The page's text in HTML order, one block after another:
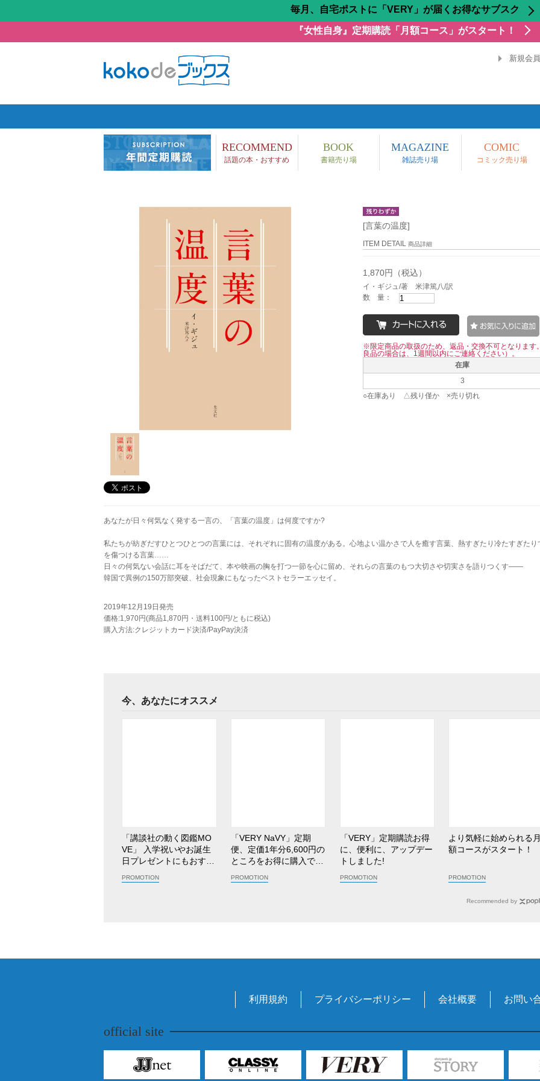
『女性自身』定期購読「月額コース」がスタート！
毎月、自宅ポストに「VERY」が届くお得なサブスク
新規会
RECOMMEND
話題の本・おすすめ
BOOK
書籍売り場
MAGAZINE
雑誌売り場
COMIC
コミック売り場
[言葉の温度]
ITEM DETAIL 商品詳細
1,870円（税込）
イ・ギジュ/著 米津篤八/訳
数 量：
※限定商品の取扱のため、返品・交換不可となります
良品の場合は、1週間以内にご連絡ください）。
在庫
3
○在庫あり △残り僅か ×売り切れ
あなたが日々何気なく発する一言の、「言葉の温度」は何度ですか?
私たちが紡ぎだすひとつひとつの言葉には、それぞれに固有の温度がある。心地よい温かさで人を癒す言葉、熱すぎたり冷たすぎたり
を傷つける言葉……
日々の何気ない会話に耳をそばだて、本や映画の胸を打つ一節を心に留め、それらの言葉のもつ大切さや切実さを語りつくす――
韓国で異例の150万部突破、社会現象にもなったベストセラーエッセイ。
2019年12月19日発売
価格:1,970円(商品1,870円・送料100円/ともに税込)
購入方法:クレジットカード決済/PayPay決済
今、あなたにオススメ
「講談社の動く図鑑MO
VE」 入学祝いやお誕生
日プレゼントにもおすす
「VERY NaVY」定期
便、定価1年分6,600円の
ところをお得に購入でき
「VERY」定期購読お得
に、便利に、アップデー
トしました!
より気軽に始められる
額コースがスタート！
Recommended by
利用規約 プライバシーポリシー 会社概要 お問い
official site